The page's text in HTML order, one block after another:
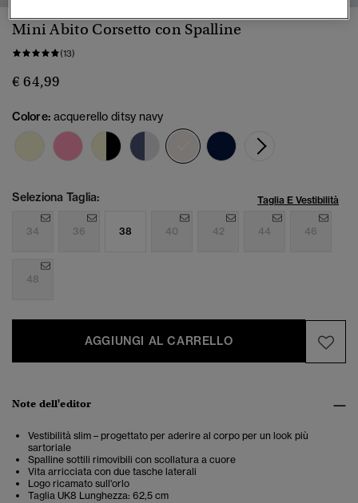
Mini Abito Corsetto con Spalline
(13)
€ 64,99
Colore: acquerello ditsy navy
selezionato
Seleziona Taglia: Taglia E Vestibilità
34 36 38 40 42 44 46
48
AGGIUNGI AL CARRELLO
Note dell'editor
Vestibilità slim – progettato per aderire al corpo per un look più
sartoriale
Spalline sottili rimovibili con scollatura a cuore
Vita arricciata con due tasche laterali
Logo ricamato sull'orlo
Taglia UK8 Lunghezza: 62,5 cm